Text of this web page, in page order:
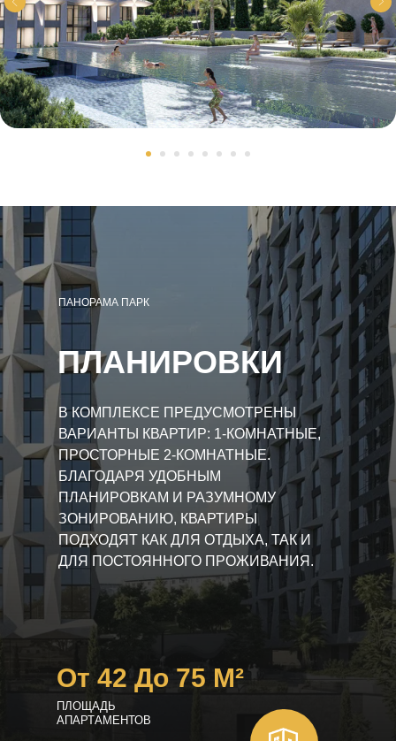
ПЛАНИРОВКИ
ПАНОРАМА ПАРК
От 42 До 75 М²
ПЛОЩАДЬ
АПАРТАМЕНТОВ
В КОМПЛЕКСЕ ПРЕДУСМОТРЕНЫ
ВАРИАНТЫ КВАРТИР: 1-КОМНАТНЫЕ,
ПРОСТОРНЫЕ 2-КОМНАТНЫЕ.
БЛАГОДАРЯ УДОБНЫМ
ПЛАНИРОВКАМ И РАЗУМНОМУ
ЗОНИРОВАНИЮ, КВАРТИРЫ
ПОДХОДЯТ КАК ДЛЯ ОТДЫХА, ТАК И
ДЛЯ ПОСТОЯННОГО ПРОЖИВАНИЯ.